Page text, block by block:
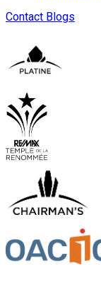
Contact Blogs